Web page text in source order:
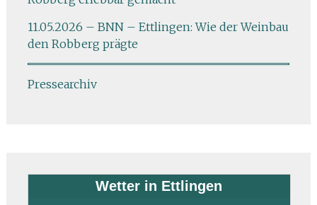
11.05.2026 – BNN – Ettlingen: Wie der Weinbau
den Robberg prägte
Pressearchiv
Wetter in Ettlingen